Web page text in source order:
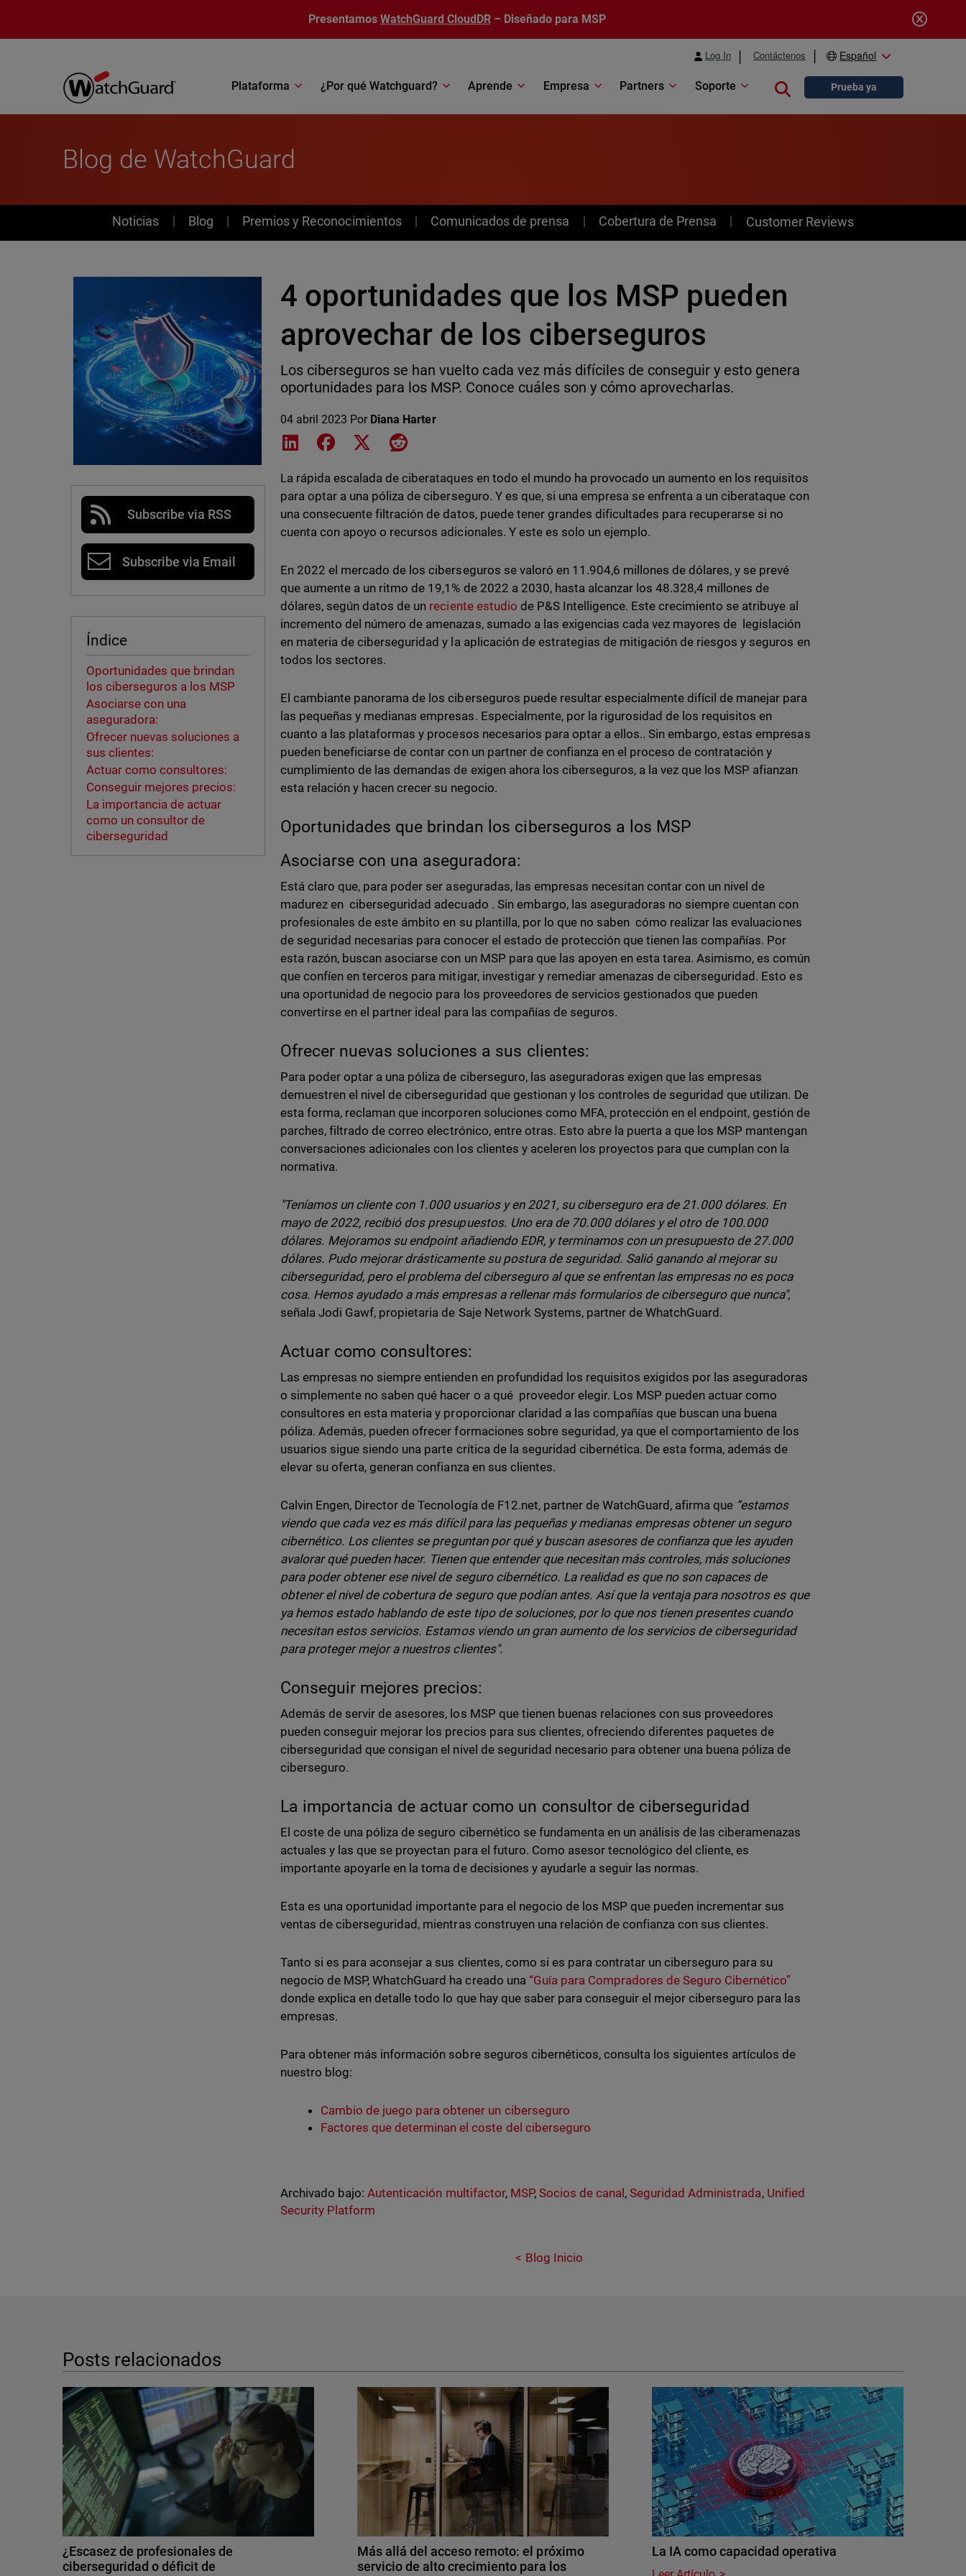
Presentamos WatchGuard CloudDR – Diseñado para MSP
Log In Contáctenos Español
Plataforma ¿Por qué Watchguard? Aprende Empresa Partners Soporte Close searchPrueba ya
Blog de WatchGuard
News
Noticias Blog Premios y Reconocimientos Comunicados de prensa Cobertura de Prensa Customer Reviews
Subscribe via RSS
Subscribe via Email
Índice
Oportunidades que brindan
los ciberseguros a los MSP
Asociarse con una
aseguradora:
Ofrecer nuevas soluciones a
sus clientes:
Actuar como consultores:
Conseguir mejores precios:
La importancia de actuar
como un consultor de
ciberseguridad
4 oportunidades que los MSP pueden
aprovechar de los ciberseguros
Los ciberseguros se han vuelto cada vez más difíciles de conseguir y esto genera
oportunidades para los MSP. Conoce cuáles son y cómo aprovecharlas.
04 abril 2023 Por Diana Harter
Share on LinkedIn
Share on Facebook
Share on XShare on Reddit
La rápida escalada de ciberataques en todo el mundo ha provocado un aumento en los requisitos
para optar a una póliza de ciberseguro. Y es que, si una empresa se enfrenta a un ciberataque con
una consecuente filtración de datos, puede tener grandes dificultades para recuperarse si no
cuenta con apoyo o recursos adicionales. Y este es solo un ejemplo.
En 2022 el mercado de los ciberseguros se valoró en 11.904,6 millones de dólares, y se prevé
que aumente a un ritmo de 19,1% de 2022 a 2030, hasta alcanzar los 48.328,4 millones de
dólares, según datos de un reciente estudio de P&S Intelligence. Este crecimiento se atribuye al
incremento del número de amenazas, sumado a las exigencias cada vez mayores de legislación
en materia de ciberseguridad y la aplicación de estrategias de mitigación de riesgos y seguros en
todos los sectores.
El cambiante panorama de los ciberseguros puede resultar especialmente difícil de manejar para
las pequeñas y medianas empresas. Especialmente, por la rigurosidad de los requisitos en
cuanto a las plataformas y procesos necesarios para optar a ellos.. Sin embargo, estas empresas
pueden beneficiarse de contar con un partner de confianza en el proceso de contratación y
cumplimiento de las demandas de exigen ahora los ciberseguros, a la vez que los MSP afianzan
esta relación y hacen crecer su negocio.
Oportunidades que brindan los ciberseguros a los MSP
Asociarse con una aseguradora:
Está claro que, para poder ser aseguradas, las empresas necesitan contar con un nivel de
madurez en ciberseguridad adecuado . Sin embargo, las aseguradoras no siempre cuentan con
profesionales de este ámbito en su plantilla, por lo que no saben cómo realizar las evaluaciones
de seguridad necesarias para conocer el estado de protección que tienen las compañías. Por
esta razón, buscan asociarse con un MSP para que las apoyen en esta tarea. Asimismo, es común
que confíen en terceros para mitigar, investigar y remediar amenazas de ciberseguridad. Esto es
una oportunidad de negocio para los proveedores de servicios gestionados que pueden
convertirse en el partner ideal para las compañías de seguros.
Ofrecer nuevas soluciones a sus clientes:
Para poder optar a una póliza de ciberseguro, las aseguradoras exigen que las empresas
demuestren el nivel de ciberseguridad que gestionan y los controles de seguridad que utilizan. De
esta forma, reclaman que incorporen soluciones como MFA, protección en el endpoint, gestión de
parches, filtrado de correo electrónico, entre otras. Esto abre la puerta a que los MSP mantengan
conversaciones adicionales con los clientes y aceleren los proyectos para que cumplan con la
normativa.
"Teníamos un cliente con 1.000 usuarios y en 2021, su ciberseguro era de 21.000 dólares. En
mayo de 2022, recibió dos presupuestos. Uno era de 70.000 dólares y el otro de 100.000
dólares. Mejoramos su endpoint añadiendo EDR, y terminamos con un presupuesto de 27.000
dólares. Pudo mejorar drásticamente su postura de seguridad. Salió ganando al mejorar su
ciberseguridad, pero el problema del ciberseguro al que se enfrentan las empresas no es poca
cosa. Hemos ayudado a más empresas a rellenar más formularios de ciberseguro que nunca",
señala Jodi Gawf, propietaria de Saje Network Systems, partner de WhatchGuard.
Actuar como consultores:
Las empresas no siempre entienden en profundidad los requisitos exigidos por las aseguradoras
o simplemente no saben qué hacer o a qué proveedor elegir. Los MSP pueden actuar como
consultores en esta materia y proporcionar claridad a las compañías que buscan una buena
póliza. Además, pueden ofrecer formaciones sobre seguridad, ya que el comportamiento de los
usuarios sigue siendo una parte crítica de la seguridad cibernética. De esta forma, además de
elevar su oferta, generan confianza en sus clientes.
Calvin Engen, Director de Tecnología de F12.net, partner de WatchGuard, afirma que “estamos
viendo que cada vez es más difícil para las pequeñas y medianas empresas obtener un seguro
cibernético. Los clientes se preguntan por qué y buscan asesores de confianza que les ayuden
avalorar qué pueden hacer. Tienen que entender que necesitan más controles, más soluciones
para poder obtener ese nivel de seguro cibernético. La realidad es que no son capaces de
obtener el nivel de cobertura de seguro que podían antes. Así que la ventaja para nosotros es que
ya hemos estado hablando de este tipo de soluciones, por lo que nos tienen presentes cuando
necesitan estos servicios. Estamos viendo un gran aumento de los servicios de ciberseguridad
para proteger mejor a nuestros clientes".
Conseguir mejores precios:
Además de servir de asesores, los MSP que tienen buenas relaciones con sus proveedores
pueden conseguir mejorar los precios para sus clientes, ofreciendo diferentes paquetes de
ciberseguridad que consigan el nivel de seguridad necesario para obtener una buena póliza de
ciberseguro.
La importancia de actuar como un consultor de ciberseguridad
El coste de una póliza de seguro cibernético se fundamenta en un análisis de las ciberamenazas
actuales y las que se proyectan para el futuro. Como asesor tecnológico del cliente, es
importante apoyarle en la toma de decisiones y ayudarle a seguir las normas.
Esta es una oportunidad importante para el negocio de los MSP que pueden incrementar sus
ventas de ciberseguridad, mientras construyen una relación de confianza con sus clientes.
Tanto si es para aconsejar a sus clientes, como si es para contratar un ciberseguro para su
negocio de MSP, WhatchGuard ha creado una “Guía para Compradores de Seguro Cibernético”
donde explica en detalle todo lo que hay que saber para conseguir el mejor ciberseguro para las
empresas.
Para obtener más información sobre seguros cibernéticos, consulta los siguientes artículos de
nuestro blog:
Cambio de juego para obtener un ciberseguro
Factores que determinan el coste del ciberseguro
Archivado bajo: Autenticación multifactor, MSP, Socios de canal ,Seguridad Administrada, Unified
Security Platform
Blog Inicio
Posts relacionados
¿Escasez de profesionales de
ciberseguridad o déficit de
Más allá del acceso remoto: el próximo
servicio de alto crecimiento para los
La IA como capacidad operativa